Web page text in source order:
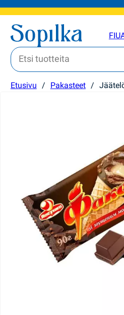
FI
Etusivu / Pakasteet /